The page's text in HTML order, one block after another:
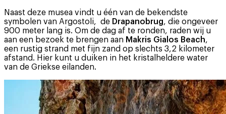
Naast deze musea vindt u één van de bekendste
symbolen van Argostoli, de Drapanobrug, die ongeveer
900 meter lang is. Om de dag af te ronden, raden wij u
aan een bezoek te brengen aan Makris Gialos Beach,
een rustig strand met fijn zand op slechts 3,2 kilometer
afstand. Hier kunt u duiken in het kristalheldere water
van de Griekse eilanden.